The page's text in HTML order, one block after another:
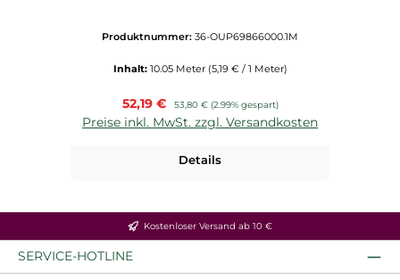
Produktnummer: 36-OUP69866000.1M
Inhalt: 10.05 Meter (5,19 € / 1 Meter)
Verkaufspreis:
52,19 € Regulärer Preis:
53,80 € (2.99% gespart)
Preise inkl. MwSt. zzgl. Versandkosten
Details
Kostenloser Versand ab 10 €
SERVICE-HOTLINE